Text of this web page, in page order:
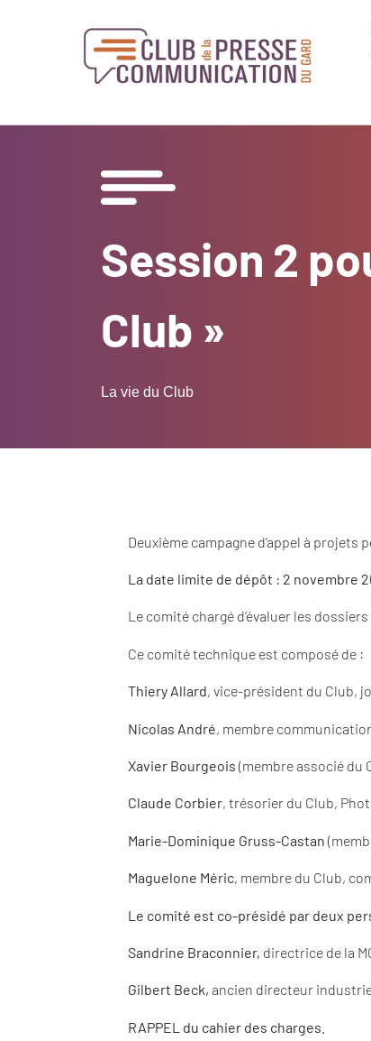
Session 2
Club »
La vie du Club
Deuxième campagne d’appel à
La date limite de dépôt : 2 novembre
Le comité chargé d’évaluer les
Ce comité technique est composé de :
Thiery Allard, vice-président du Club,
Nicolas André, membre
Xavier Bourgeois (membre associé du
Claude Corbier, trésorier du Club,
Marie-Dominique Gruss-Castan
Maguelone Méric, membre du Club,
Le comité est co-présidé par deux
Sandrine Braconnier, directrice de la
Gilbert Beck, ancien directeur
RAPPEL du cahier des charges.